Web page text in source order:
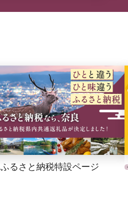
ふるさと納税特設ページ